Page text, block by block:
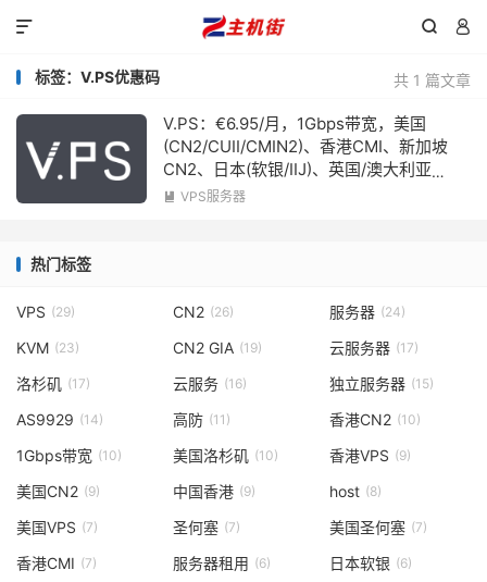
 

共 1 篇文章
标签：V.PS优惠码
V.PS：€6.95/月，1Gbps带宽，美国
(CN2/CUII/CMIN2)、香港CMI、新加坡
CN2、日本(软银/IIJ)、英国/澳大利亚
CUII、德国/荷兰/CN2+CUII
 VPS服务器
热门标签
VPS (29) CN2 (26) 服务器 (24)
KVM (23) CN2 GIA (19) 云服务器 (17)
洛杉矶 (17) 云服务 (16) 独立服务器 (15)
AS9929 (14) 高防 (11) 香港CN2 (10)
1Gbps带宽 (10) 美国洛杉矶 (10) 香港VPS (9)
美国CN2 (9) 中国香港 (9) host (8)
美国VPS (7) 圣何塞 (7) 美国圣何塞 (7)
香港CMI (7) 服务器租用 (6) 日本软银 (6)